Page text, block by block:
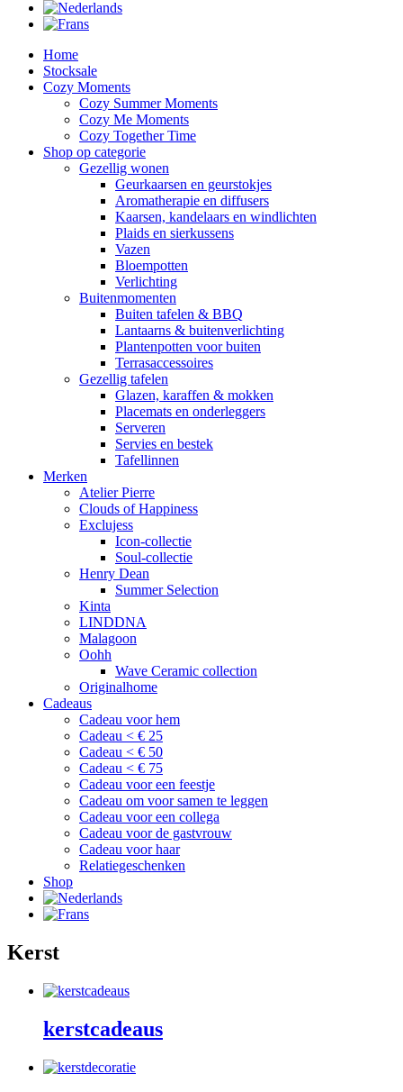
Home
Stocksale
Cozy Moments
Cozy Summer Moments
Cozy Me Moments
Cozy Together Time
Shop op categorie
Gezellig wonen
Geurkaarsen en geurstokjes
Aromatherapie en diffusers
Kaarsen, kandelaars en windlichten
Plaids en sierkussens
Vazen
Bloempotten
Verlichting
Buitenmomenten
Buiten tafelen & BBQ
Lantaarns & buitenverlichting
Plantenpotten voor buiten
Terrasaccessoires
Gezellig tafelen
Glazen, karaffen & mokken
Placemats en onderleggers
Serveren
Servies en bestek
Tafellinnen
Merken
Atelier Pierre
Clouds of Happiness
Exclujess
Icon-collectie
Soul-collectie
Henry Dean
Summer Selection
Kinta
LINDDNA
Malagoon
Oohh
Wave Ceramic collection
Originalhome
Cadeaus
Cadeau voor hem
Cadeau < € 25
Cadeau < € 50
Cadeau < € 75
Cadeau voor een feestje
Cadeau om voor samen te leggen
Cadeau voor een collega
Cadeau voor de gastvrouw
Cadeau voor haar
Relatiegeschenken
Shop
Kerst
kerstcadeaus